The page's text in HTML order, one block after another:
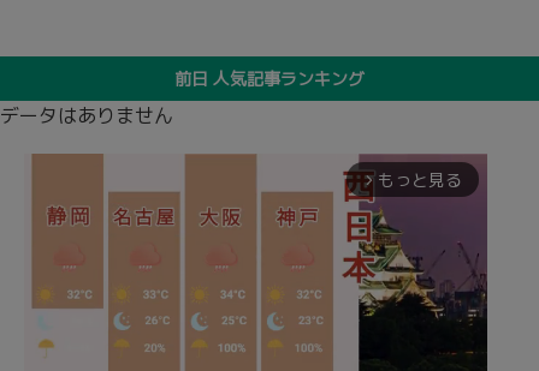
前日 人気記事ランキング
データはありません
arrow_forward_ios もっと見る